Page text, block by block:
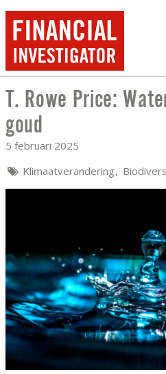
T. ROWE PRICE:
T. Rowe Price:
goud
5 februari 2025
Klimaatverandering